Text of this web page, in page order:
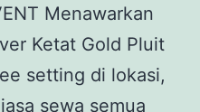
Menawarkan
Ketat Gold Pluit
setting di lokasi,
sewa semua